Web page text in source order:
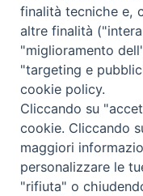
sede: Casa Sant'Andrea
via Valmarana, 20 –
instagram:
e mail:
finalità tecniche e,
altre finalità
"miglioramento
"targeting e
cookie policy.
Cliccando su
cookie. Cliccando
maggiori
personalizzare le
"rifiuta" o